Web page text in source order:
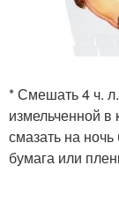
* Смешать 4 ч.
измельченной
смазать на
бумага или